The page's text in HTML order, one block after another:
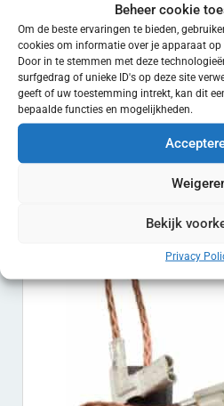
Beheer cookie
Om de beste ervaringen te bieden,
cookies om informatie over je apparaat
Door in te stemmen met deze
surfgedrag of unieke ID's op deze site
geeft of uw toestemming intrekt, kan dit
bepaalde functies en mogelijkheden.
Bekijk
Privacy
€47.50 EXCL. BTW
Toevoegen aan winkelwagen